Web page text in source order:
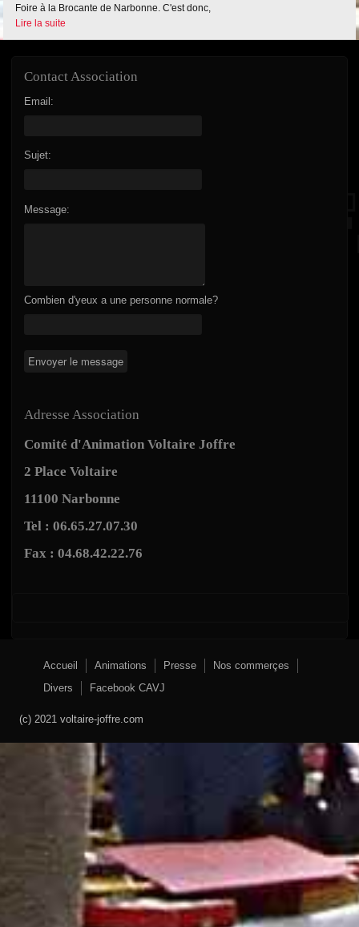
Foire à la Brocante de Narbonne. C'est donc,
Lire la suite
Contact Association
Email:
Sujet:
Message:
Combien d'yeux a une personne normale?
Adresse Association
Comité d'Animation Voltaire Joffre
2 Place Voltaire
11100 Narbonne
Tel : 06.65.27.07.30
Fax : 04.68.42.22.76
Accueil Animations Presse
Nos commerçes
Divers
Facebook CAVJ
(c) 2021 voltaire-joffre.com